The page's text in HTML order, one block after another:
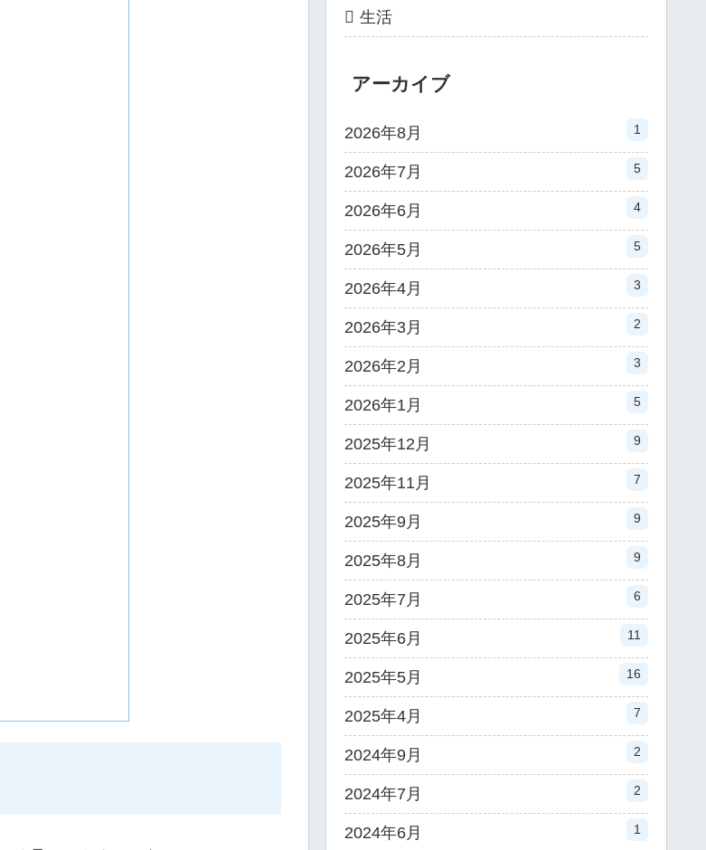
生活
アーカイブ
2026年8月 1
2026年7月 5
2026年6月 4
2026年5月 5
2026年4月 3
2026年3月 2
2026年2月 3
2026年1月 5
2025年12月 9
2025年11月 7
2025年9月 9
2025年8月 9
2025年7月 6
2025年6月 11
2025年5月 16
2025年4月 7
2024年9月 2
2024年7月 2
2024年6月 1